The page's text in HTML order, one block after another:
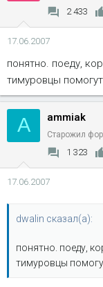
2 433
17.06.2007
понятно. поеду,
тимуровцы помогут.
A ammiak
Старожил
1 323
17.06.2007
dwalin сказал(а):
понятно. поеду,
тимуровцы